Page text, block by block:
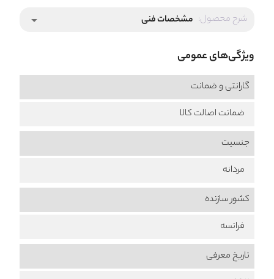
شرح محصول: مشخصات فنی arrow_drop_down
ویژگی‌های عمومی
گارانتی و ضمانت
ضمانت اصالت کالا
جنسیت
مردانه
کشور سازنده
فرانسه
تاریخ معرفی